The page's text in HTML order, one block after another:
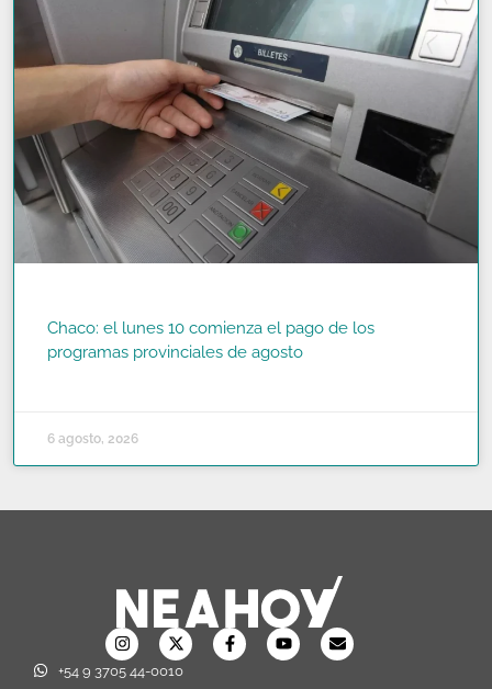
Chaco: el lunes 10 comienza el pago de los
programas provinciales de agosto
6 agosto, 2026
+54 9 3705 44-0010